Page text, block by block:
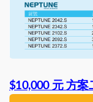
$10,000 元 方案